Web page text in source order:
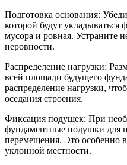
Подготовка основания:
которой будут
мусора и ровная. Устраните
неровности.
Распределение нагрузки:
всей площади будущего
распределение нагрузки,
оседания строения.
Фиксация подушек: При
фундаментные подушки для
перемещения. Это особенно
уклонной местности.